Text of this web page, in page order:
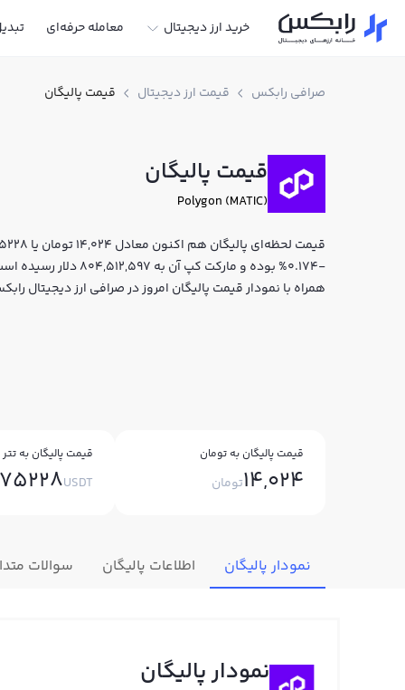
خرید ارز دیجیتال معامله حرفه‌ای
صرافی رابکس قیمت ارز دیجیتال قیمت پالیگان
قیمت پالیگان
Polygon (MATIC)
-0.174% بوده و مارکت
همراه با نمودار قیمت پالیگان امروز در صرافی ارز دیجیتال
قیمت پالیگان به تومان
14,024تومان
قیمت پالیگان به تتر
USDT
نمودار پالیگان اطلاعات پالیگان سوالات
نمودار پالیگان